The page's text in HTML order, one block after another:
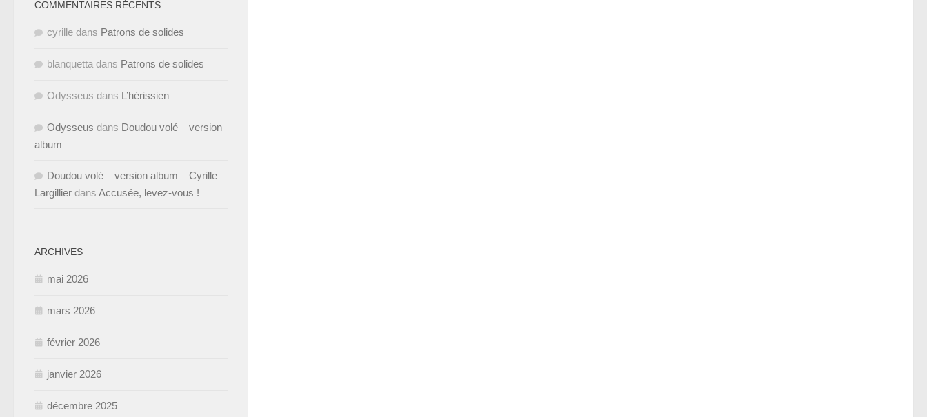
COMMENTAIRES RÉCENTS
cyrille dans Patrons de solides
blanquetta dans Patrons de solides
Odysseus dans L’hérissien
Odysseus dans Doudou volé – version
album
Doudou volé – version album – Cyrille
Largillier dans Accusée, levez-vous !
ARCHIVES
mai 2026
mars 2026
février 2026
janvier 2026
décembre 2025